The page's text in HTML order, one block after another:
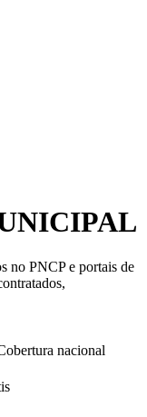
no PNCP e portais de
nacional